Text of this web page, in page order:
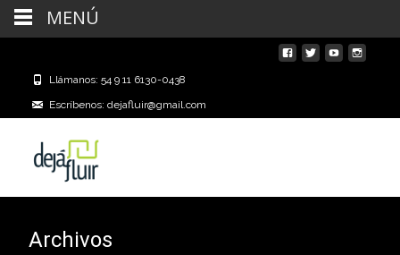
Llámanos: 54 9 11 6130-0438
Escríbenos: dejafluir@gmail.com
Archivos
MENÚ